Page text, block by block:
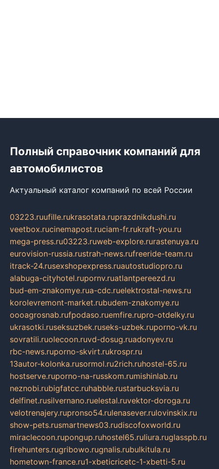
Полный справочник компаний для
автомобилистов
Актуальный каталог компаний по всей России
03223.ruufille.rukrasotata.ruprazdnikdushi.ru
veetbox.rucinemapost.ruciam-fr.rukraft-you.ru
mega-press.ru03223.ruweb-explore.rurastenuya.ru
eurovision-russia.rustrah-news.rufreeride-team.ru
itrack-24.rusexshopexpress.ruautostudiopro.ru
alabuga-cityhotel.rupornv.ruatlantpereezd.ru
bud-em-znakomye.rua-cdc.ruelektrostal-news.ru
korolevremont-market.rubudem-znakomye.ru
oooagrosnab.rufpodaso.ruemfire.rupro-otdelky.ru
ukrasotki.ruseksuzbek.ruseks-uzbek.ruporno-vk.ru
sovratili.ruolecoon.ruvd-dosug.ruadonyev.ru
rbc-news.ruporno-skvirt.rukrospr.ru
13autor-kolonka.rusormol.ru2rich.ruhostel-65.ru
hostserve.ruporno-na-russkom.rumishinlab.ru
neznobi.rubigfatcc.ruhabble.rustarbucksvia.ru
delfinet.rusilvernano.ruelestal.ruvektor-doroga.ru
velotrenajery.rupronso54.rulenasever.rulovinskix.ru
show-pets.rusmartnews03.rudiscofoxworld.ru
miraclecoon.rupongup.ruhostel65.ruliura.ruglasspb.ru
firehunters.rugribowo.rugnalis.rubulkitula.ru
hometown-france.ru1-xbeticricetc-1-xbetti-5.ru